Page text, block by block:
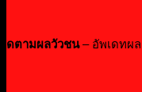
ดตามผลวัวชน– อัพเดทผล